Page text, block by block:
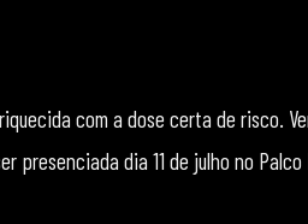
com a dose certa de risco.
presenciada dia 11 de julho no Palco